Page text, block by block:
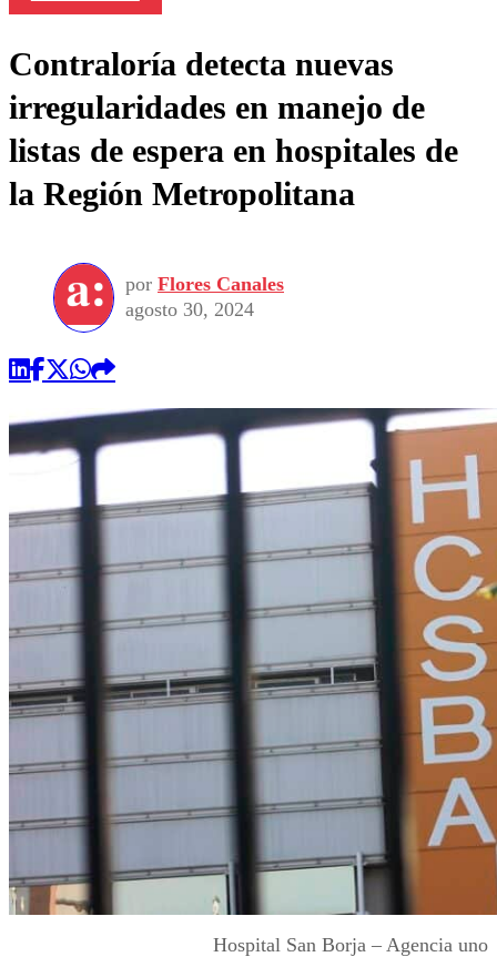
Contraloría detecta nuevas
irregularidades en manejo de
listas de espera en hospitales de
la Región Metropolitana
por Flores Canales
agosto 30, 2024
Hospital San Borja – Agencia uno